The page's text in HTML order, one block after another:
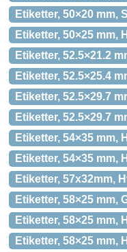
Etiketter, 50×20 mm,
Etiketter, 50×25 mm,
Etiketter, 52.5×21.2
Etiketter, 52.5×25.4
Etiketter, 52.5×29.7
Etiketter, 52.5×29.7
Etiketter, 54×35 mm,
Etiketter, 54×35 mm,
Etiketter, 57x32mm,
Etiketter, 58×25 mm,
Etiketter, 58×25 mm,
Etiketter, 58×25 mm,